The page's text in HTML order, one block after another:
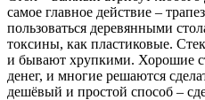
самое главное действие –
пользоваться деревянными
токсины, как пластиковые.
и бывают хрупкими. Хорошие
денег, и многие решаются
дешёвый и простой способ –